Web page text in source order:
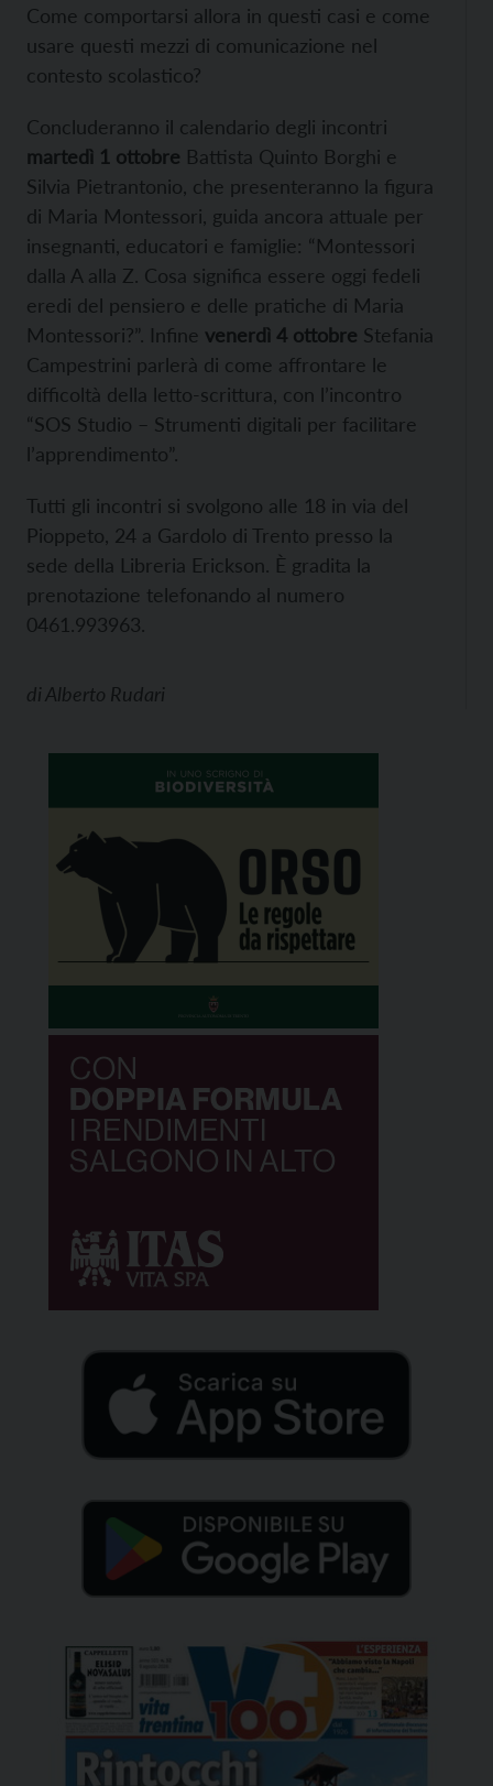
Come comportarsi allora in questi casi e come
usare questi mezzi di comunicazione nel
contesto scolastico?
Concluderanno il calendario degli incontri
martedì 1 ottobre Battista Quinto Borghi e
Silvia Pietrantonio, che presenteranno la figura
di Maria Montessori, guida ancora attuale per
insegnanti, educatori e famiglie: “Montessori
dalla A alla Z. Cosa significa essere oggi fedeli
eredi del pensiero e delle pratiche di Maria
Montessori?”. Infine venerdì 4 ottobre Stefania
Campestrini parlerà di come affrontare le
difficoltà della letto-scrittura, con l’incontro
“SOS Studio – Strumenti digitali per facilitare
l’apprendimento”.
Tutti gli incontri si svolgono alle 18 in via del
Pioppeto, 24 a Gardolo di Trento presso la
sede della Libreria Erickson. È gradita la
prenotazione telefonando al numero
0461.993963.
diAlberto Rudari